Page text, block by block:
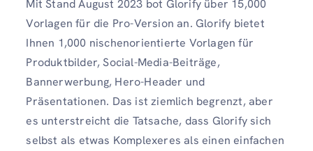
Mit Stand August 2023 bot Glorify über 15,000
Vorlagen für die Pro-Version an. Glorify bietet
Ihnen 1,000 nischenorientierte Vorlagen für
Produktbilder, Social-Media-Beiträge,
Bannerwerbung, Hero-Header und
Präsentationen. Das ist ziemlich begrenzt, aber
es unterstreicht die Tatsache, dass Glorify sich
selbst als etwas Komplexeres als einen einfachen